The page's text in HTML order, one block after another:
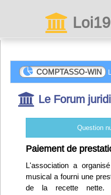
Connexion
Abonnez-vous à
Menu général
ServiceAsso
Partager
COMPTASSO-WIN
Le Forum
Question
Paiement de
L'association a
musical a fourni une
de la recette nette.